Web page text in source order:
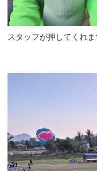
スタッフが押してくれま